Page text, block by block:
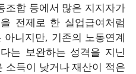
조합 등에서 많은 지지자가
전제로 한 실업급여처럼
니지만, 기존의 노동연계
는 보완하는 성격을 지닌
소득이 낮거나 재산이 적은